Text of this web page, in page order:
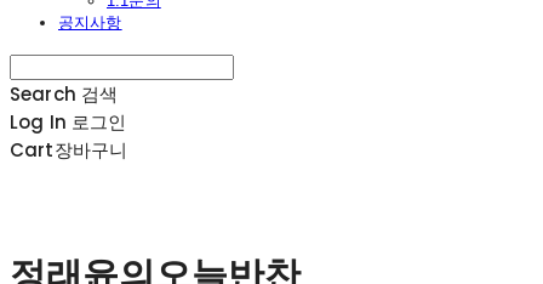
공지사항
Search 검색
Log In 로그인
Cart장바구니